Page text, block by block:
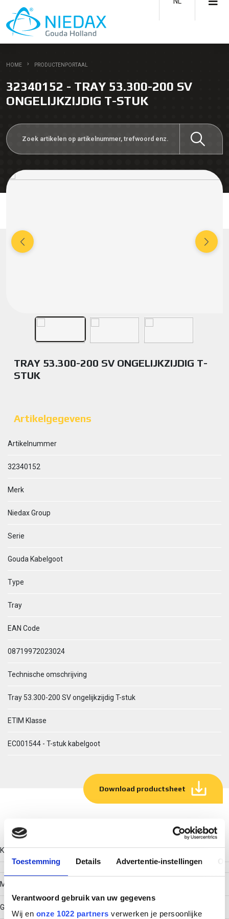
Toestemming Details Advertentie-instellingen
Verantwoord gebruik van uw gegevens
Wij en onze 1022 partners verwerken je persoonlijke
HOME PRODUCTENPORTAAL
32340152 - TRAY 53.300-200 SV
ONGELIJKZIJDIG T-STUK
TRAY 53.300-200 SV ONGELIJKZIJDIG T-
STUK
Artikelgegevens
Artikelnummer
32340152
Merk
Niedax Group
Serie
Gouda Kabelgoot
Type
Tray
EAN Code
08719972023024
Technische omschrijving
Tray 53.300-200 SV ongelijkzijdig T-stuk
ETIM Klasse
EC001544 - T-stuk kabelgoot
Download productsheet
Technische gegevens
Kleur
Model
Geïntegreerde verbinder